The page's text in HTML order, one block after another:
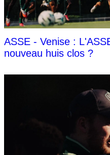
ASSE - Venise :
nouveau huis clos ?